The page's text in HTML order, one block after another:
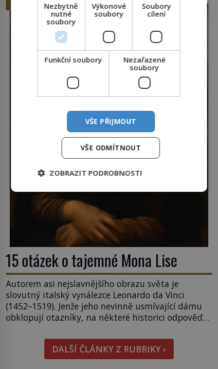
Rudolf Höss (1901–1947), Josef Mengele (1911–
1979) či Heinrich Himmler (1900–1945) zná každý,
o koho se historie jen otřela. Jenže […]
15 otázek o tajemné Mona Lise
Autorem asi nejslavnějšího obrazu světa je
slovutný italský vynálezce Leonardo da Vinci
(1452–1519). Jenže jeho nevinně usmívající dámu
obklopují otazníky, na některé historici odpověď
pověsil Napoleon? Samotný císař Napoleon
Bonaparte (1769–1821) má pro malbu slabost, a
tak si ji ještě jako první konzul přemístí do své
DALŠÍ ČLÁNKY Z RUBRIKY ›
Nezbytně
nutné
soubory
Výkonové
soubory
Soubory
cílení
Funkční soubory
Nezařazené
soubory
VŠE PŘIJMOUT
VŠE ODMÍTNOUT
ZOBRAZIT PODROBNOSTI